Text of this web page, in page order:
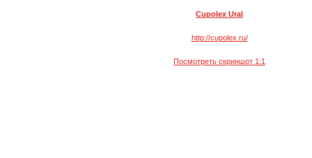
Cupolex Ural
http://cupolex.ru/
Посмотреть скриншот 1:1